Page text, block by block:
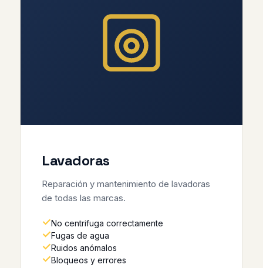
Lavadoras
Reparación y mantenimiento de lavadoras
de todas las marcas.
No centrifuga correctamente
Fugas de agua
Ruidos anómalos
Bloqueos y errores